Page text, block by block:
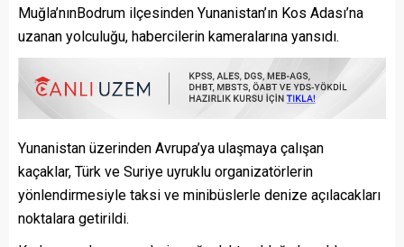
Muğla’nınBodrum ilçesinden Yunanistan’ın Kos Adası’na
uzanan yolculuğu, habercilerin kameralarına yansıdı.
Yunanistan üzerinden Avrupa’ya ulaşmaya çalışan
kaçaklar, Türk ve Suriye uyruklu organizatörlerin
yönlendirmesiyle taksi ve minibüslerle denize açılacakları
noktalara getirildi.